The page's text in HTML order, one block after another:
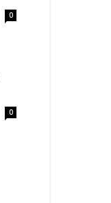
0
0